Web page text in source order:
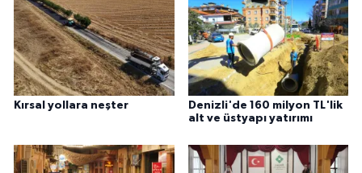
Kırsal yollara neşter
Denizli'de 160 milyon TL'lik
alt ve üstyapı yatırımı